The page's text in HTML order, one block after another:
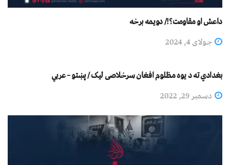
داعش او مقاومت؟!/ دویمه برخه
جولای 4, 2024
بغدادي ته د یوه مظلوم افغان سرخلاصی لیک / پښتو – عربي
دسمبر 29, 2022